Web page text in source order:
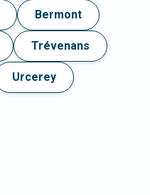
Bermont
Trévenans
Urcerey